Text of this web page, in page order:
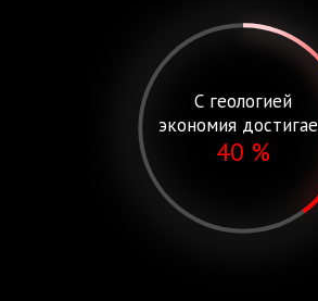
С геологией
экономия
40 %